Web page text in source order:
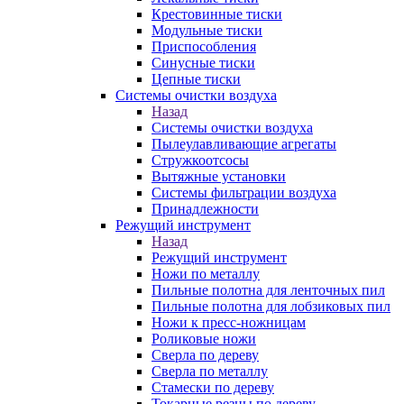
Крестовинные тиски
Модульные тиски
Приспособления
Синусные тиски
Цепные тиски
Системы очистки воздуха
Назад
Системы очистки воздуха
Пылеулавливающие агрегаты
Стружкоотсосы
Вытяжные установки
Системы фильтрации воздуха
Принадлежности
Режущий инструмент
Назад
Режущий инструмент
Ножи по металлу
Пильные полотна для ленточных пил
Пильные полотна для лобзиковых пил
Ножи к пресс-ножницам
Роликовые ножи
Сверла по дереву
Сверла по металлу
Стамески по дереву